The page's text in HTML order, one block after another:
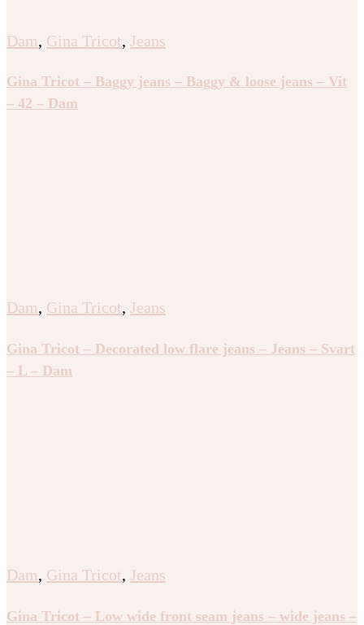
Dam, Gina Tricot, Jeans
Gina Tricot – Baggy jeans – Baggy & loose jeans – Vit
– 42 – Dam
Dam, Gina Tricot, Jeans
Gina Tricot – Decorated low flare jeans – Jeans – Svart
– L – Dam
Dam, Gina Tricot, Jeans
Gina Tricot – Low wide front seam jeans – wide jeans –